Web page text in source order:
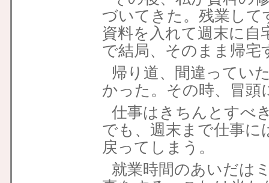
づいてきた。残業し
資料を入れて週末に自
で結局、そのまま帰宅
帰り道、間違ってい
かった。その時、冒頭
仕事はきちんとすべ
でも、週末まで仕事
戻ってしまう。
就業時間のあいだは